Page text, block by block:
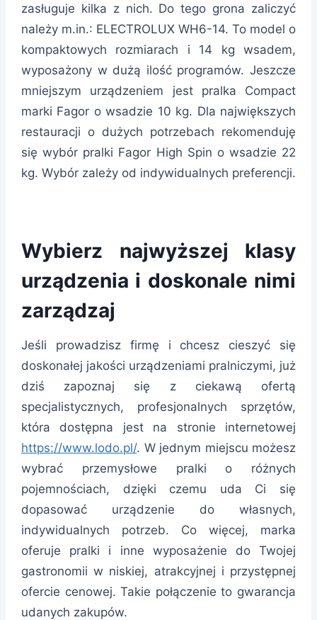
zasługuje kilka z nich. Do tego grona zaliczyć
należy m.in.: ELECTROLUX WH6-14. To model o
kompaktowych rozmiarach i 14 kg wsadem,
wyposażony w dużą ilość programów. Jeszcze
mniejszym urządzeniem jest pralka Compact
marki Fagor o wsadzie 10 kg. Dla największych
restauracji o dużych potrzebach rekomenduję
się wybór pralki Fagor High Spin o wsadzie 22
kg. Wybór zależy od indywidualnych preferencji.
Wybierz najwyższej klasy
urządzenia i doskonale nimi
zarządzaj
Jeśli prowadzisz firmę i chcesz cieszyć się
doskonałej jakości urządzeniami pralniczymi, już
dziś zapoznaj się z ciekawą ofertą
specjalistycznych, profesjonalnych sprzętów,
która dostępna jest na stronie internetowej
https://www.lodo.pl/. W jednym miejscu możesz
wybrać przemysłowe pralki o różnych
pojemnościach, dzięki czemu uda Ci się
dopasować urządzenie do własnych,
indywidualnych potrzeb. Co więcej, marka
oferuje pralki i inne wyposażenie do Twojej
gastronomii w niskiej, atrakcyjnej i przystępnej
ofercie cenowej. Takie połączenie to gwarancja
udanych zakupów.